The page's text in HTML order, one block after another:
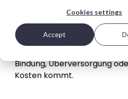
Cookies settings
Accept
auf die
Komplexität
oder Kosten
eines
Unternehmens
angewiesen
Optionen für den Einsatz
Bedingungen. Das Pay-as-
ARTESCA gibt IT-Teams die
aufwärts einzusetzen und
Bindung, Überversorgung
Kosten kommt.